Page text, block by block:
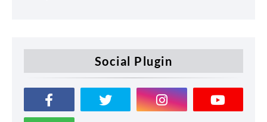
Social Plugin
Penafian Terma & Syarat Hubungi Kami
Designed with byWay2Themes| Distributed by Blogger